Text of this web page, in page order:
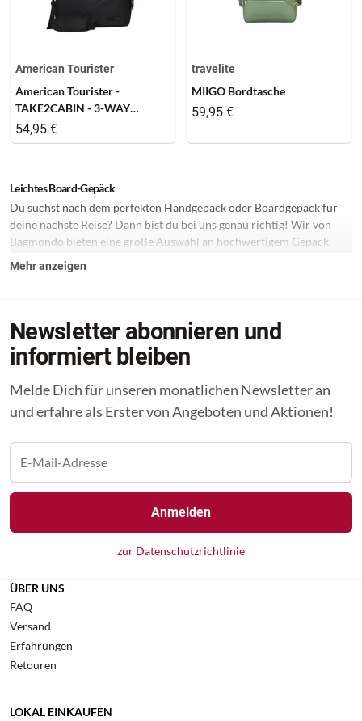
American Tourister
American Tourister -
TAKE2CABIN - 3-WAY
BOARDING BAG - black
54,95 €
travelite
MIIGO Bordtasche
59,95 €
Leichtes Board-Gepäck
Du suchst nach dem perfekten Handgepäck oder Boardgepäck für
deine nächste Reise? Dann bist du bei uns genau richtig! Wir von
Bagmondo bieten eine große Auswahl an hochwertigem Gepäck,
darunter auch Trolleys und Koffer von bekannten Marken wie
Travelite, Samsonite und Victorinox.
verstauen. Es ist praktisch für kurze Reisen oder Wochenendausflüge
und spart Zeit und Geld beim Einchecken am Flughafen. Bei uns
findest du eine große Auswahl an Handgepäck-Trolleys, die den
Mehr anzeigen
Newsletter abonnieren und
informiert bleiben
Melde Dich für unseren monatlichen Newsletter an
und erfahre als Erster von Angeboten und Aktionen!
Anmelden
zur Datenschutzrichtlinie
ÜBER UNS
FAQ
Versand
Erfahrungen
Retouren
LOKAL EINKAUFEN